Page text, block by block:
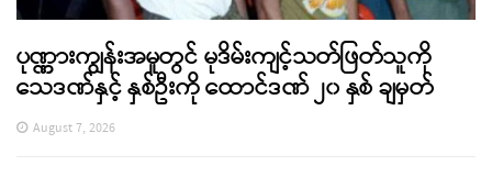
ပုဏ္ဏားကျွန်းအမှုတွင် မုဒိမ်းကျင့်သတ်ဖြတ်သူကို
သေဒဏ်နှင့် နှစ်ဦးကို ထောင်ဒဏ် ၂၀ နှစ် ချမှတ်
August 7, 2026